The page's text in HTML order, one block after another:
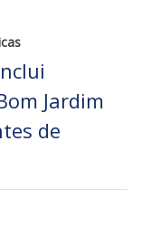
Jardim
de